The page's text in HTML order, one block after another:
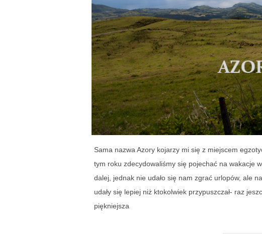
Sama nazwa Azory kojarzy mi się z miejscem
tym roku zdecydowaliśmy się pojechać na wakacje
dalej, jednak nie udało się nam zgrać urlopów, ale
udały się lepiej niż ktokolwiek przypuszczał- raz
piękniejsza